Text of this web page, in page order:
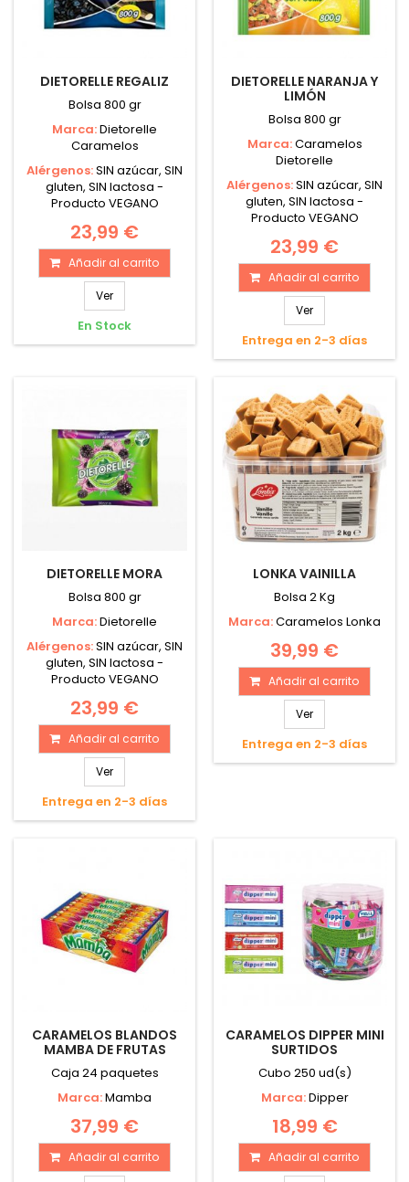
DIETORELLE REGALIZ
Bolsa 800 gr
Marca:Dietorelle
Caramelos
Alérgenos:SIN azúcar, SIN
gluten, SIN lactosa -
Producto VEGANO
23,99 €
Añadir al carrito
Ver
En Stock
DIETORELLE NARANJA Y
LIMÓN
Bolsa 800 gr
Marca:Caramelos
Dietorelle
Alérgenos:SIN azúcar, SIN
gluten, SIN lactosa -
Producto VEGANO
23,99 €
Añadir al carrito
Ver
Entrega en 2-3 días
DIETORELLE MORA
Bolsa 800 gr
Marca:Dietorelle
Alérgenos:SIN azúcar, SIN
gluten, SIN lactosa -
Producto VEGANO
23,99 €
Añadir al carrito
Ver
Entrega en 2-3 días
LONKA VAINILLA
Bolsa 2 Kg
Marca:Caramelos Lonka
39,99 €
Añadir al carrito
Ver
Entrega en 2-3 días
CARAMELOS BLANDOS
MAMBA DE FRUTAS
Caja 24 paquetes
Marca:Mamba
37,99 €
Añadir al carrito
CARAMELOS DIPPER MINI
SURTIDOS
Cubo 250 ud(s)
Marca:Dipper
18,99 €
Añadir al carrito